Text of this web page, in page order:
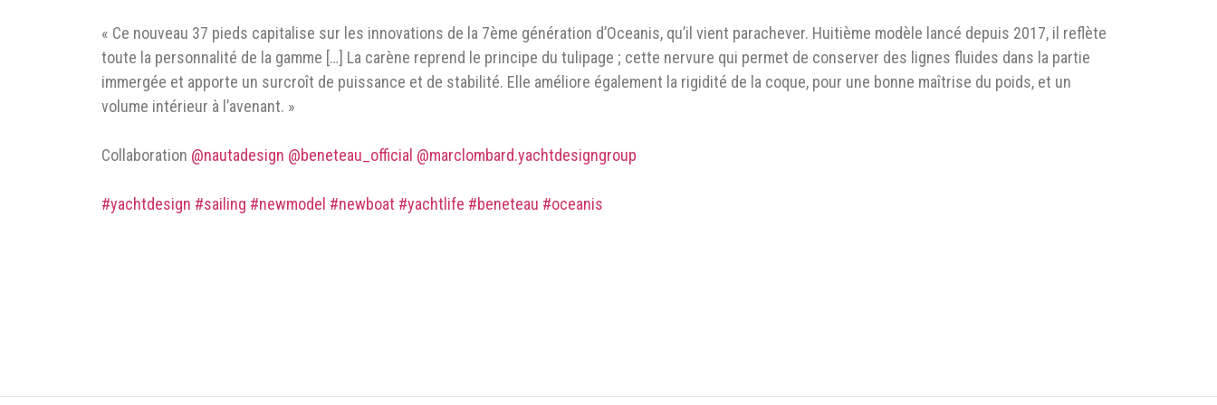
« Ce nouveau 37 pieds capitalise sur les innovations de la 7ème génération d’Oceanis, qu’il vient parachever. Huitième modèle lancé depuis 2017, il reflète
toute la personnalité de la gamme […] La carène reprend le principe du tulipage ; cette nervure qui permet de conserver des lignes fluides dans la partie
immergée et apporte un surcroît de puissance et de stabilité. Elle améliore également la rigidité de la coque, pour une bonne maîtrise du poids, et un
volume intérieur à l’avenant. »
Collaboration @nautadesign @beneteau_official @marclombard.yachtdesigngroup
#yachtdesign #sailing #newmodel #newboat #yachtlife #beneteau #oceanis